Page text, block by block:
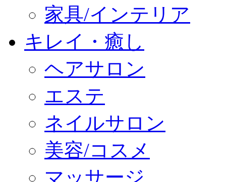
家具/インテリア
キレイ・癒し
ヘアサロン
エステ
ネイルサロン
美容/コスメ
マッサージ